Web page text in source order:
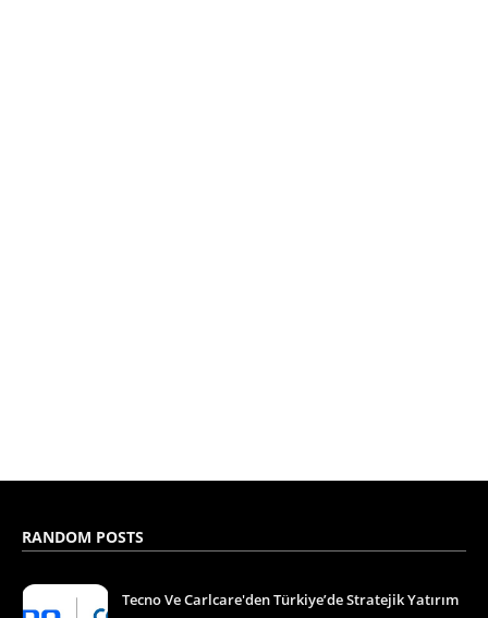
RANDOM POSTS
Tecno Ve Carlcare'den Türkiye’de Stratejik Yatırım